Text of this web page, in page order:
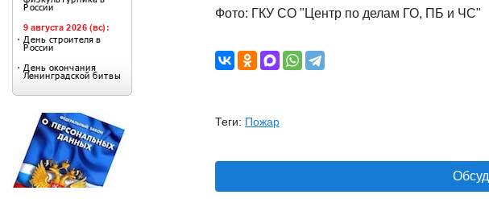
Фото: ГКУ СО "Центр по делам ГО, ПБ и ЧС"
Теги: Пожар